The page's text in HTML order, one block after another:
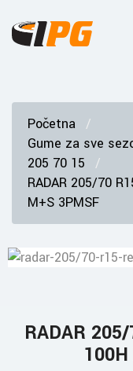
Početna
Gume za sve
205 70 15
RADAR 205/70
M+S 3PMSF
RADAR